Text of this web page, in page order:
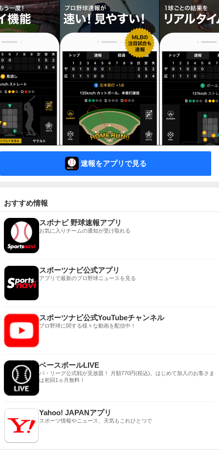
速報をアプリで見る
おすすめ情報
スポナビ 野球速報アプリ
お気に入りチームの通知が受け取れる
スポーツナビ公式アプリ
アプリで最新のプロ野球ニュースを見る
スポーツナビ公式YouTubeチャンネル
プロ野球に関する様々な動画を配信中！
ベースボールLIVE
パ・リーグ公式戦が見放題！ 月額770円(税込)。はじめて加入のお客さま
は初回1ヵ月無料！
Yahoo! JAPANアプリ
スポーツ情報やニュース、天気もこれひとつで